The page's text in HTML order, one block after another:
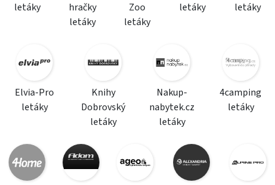
letáky
hračky
letáky
Zoo
letáky
letáky
letáky
Elvia-Pro
letáky
Knihy
Dobrovský
letáky
Nakup-
nabytek.cz
letáky
4camping
letáky